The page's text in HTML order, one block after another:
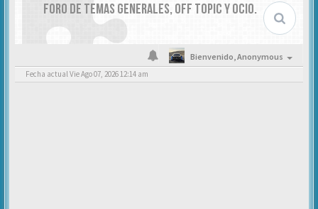
FORO DE TEMAS GENERALES, OFF TOPIC Y OCIO.
Bienvenido,Anonymous
Fecha actual Vie Ago 07, 2026 12:14 am